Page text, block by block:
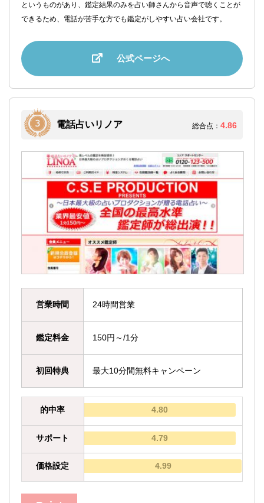
というものがあり、鑑定結果のみを占い師さんから音声で聴くことが
できるため、電話が苦手な方でも鑑定がしやすい占い会社です。
公式ページへ
電話占いリノア 総合点： 4.86
営業時間 24時間営業
鑑定料金 150円～/1分
初回特典 最大10分間無料キャンペーン
的中率 4.80
サポート 4.79
価格設定 4.99